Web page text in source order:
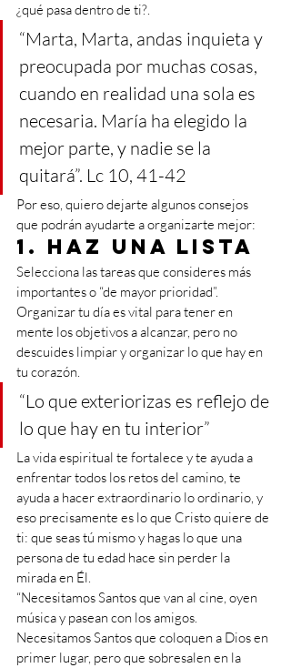
¿qué pasa dentro de ti?.
“Marta, Marta, andas inquieta y
preocupada por muchas cosas,
cuando en realidad una sola es
necesaria. María ha elegido la
mejor parte, y nadie se la
quitará”. Lc 10, 41-42
Por eso, quiero dejarte algunos consejos
que podrán ayudarte a organizarte mejor:
1. Haz una lista
Selecciona las tareas que consideres más
importantes o “de mayor prioridad”.
Organizar tu día es vital para tener en
mente los objetivos a alcanzar, pero no
descuides limpiar y organizar lo que hay en
tu corazón.
“Lo que exteriorizas es reflejo de
lo que hay en tu interior”
La vida espiritual te fortalece y te ayuda a
enfrentar todos los retos del camino, te
ayuda a hacer extraordinario lo ordinario, y
eso precisamente es lo que Cristo quiere de
ti: que seas tú mismo y hagas lo que una
persona de tu edad hace sin perder la
mirada en Él.
“Necesitamos Santos que van al cine, oyen
música y pasean con los amigos.
Necesitamos Santos que coloquen a Dios en
primer lugar, pero que sobresalen en la